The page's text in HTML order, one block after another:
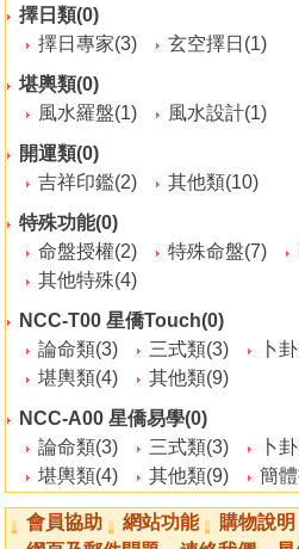
擇日類(0)
擇日專家(3)
玄空擇日(1)
堪輿類(0)
風水羅盤(1)
風水設計(1)
開運類(0)
吉祥印鑑(2)
其他類(10)
特殊功能(0)
命盤授權(2)
特殊命盤(7)
其他特殊(4)
NCC-T00 星僑Touch(0)
論命類(3)
三式類(3) 卜
堪輿類(4)
其他類(9)
NCC-A00 星僑易學(0)
論命類(3)
三式類(3) 卜
堪輿類(4)
其他類(9) 簡
會員協助 網站功能 購物說明